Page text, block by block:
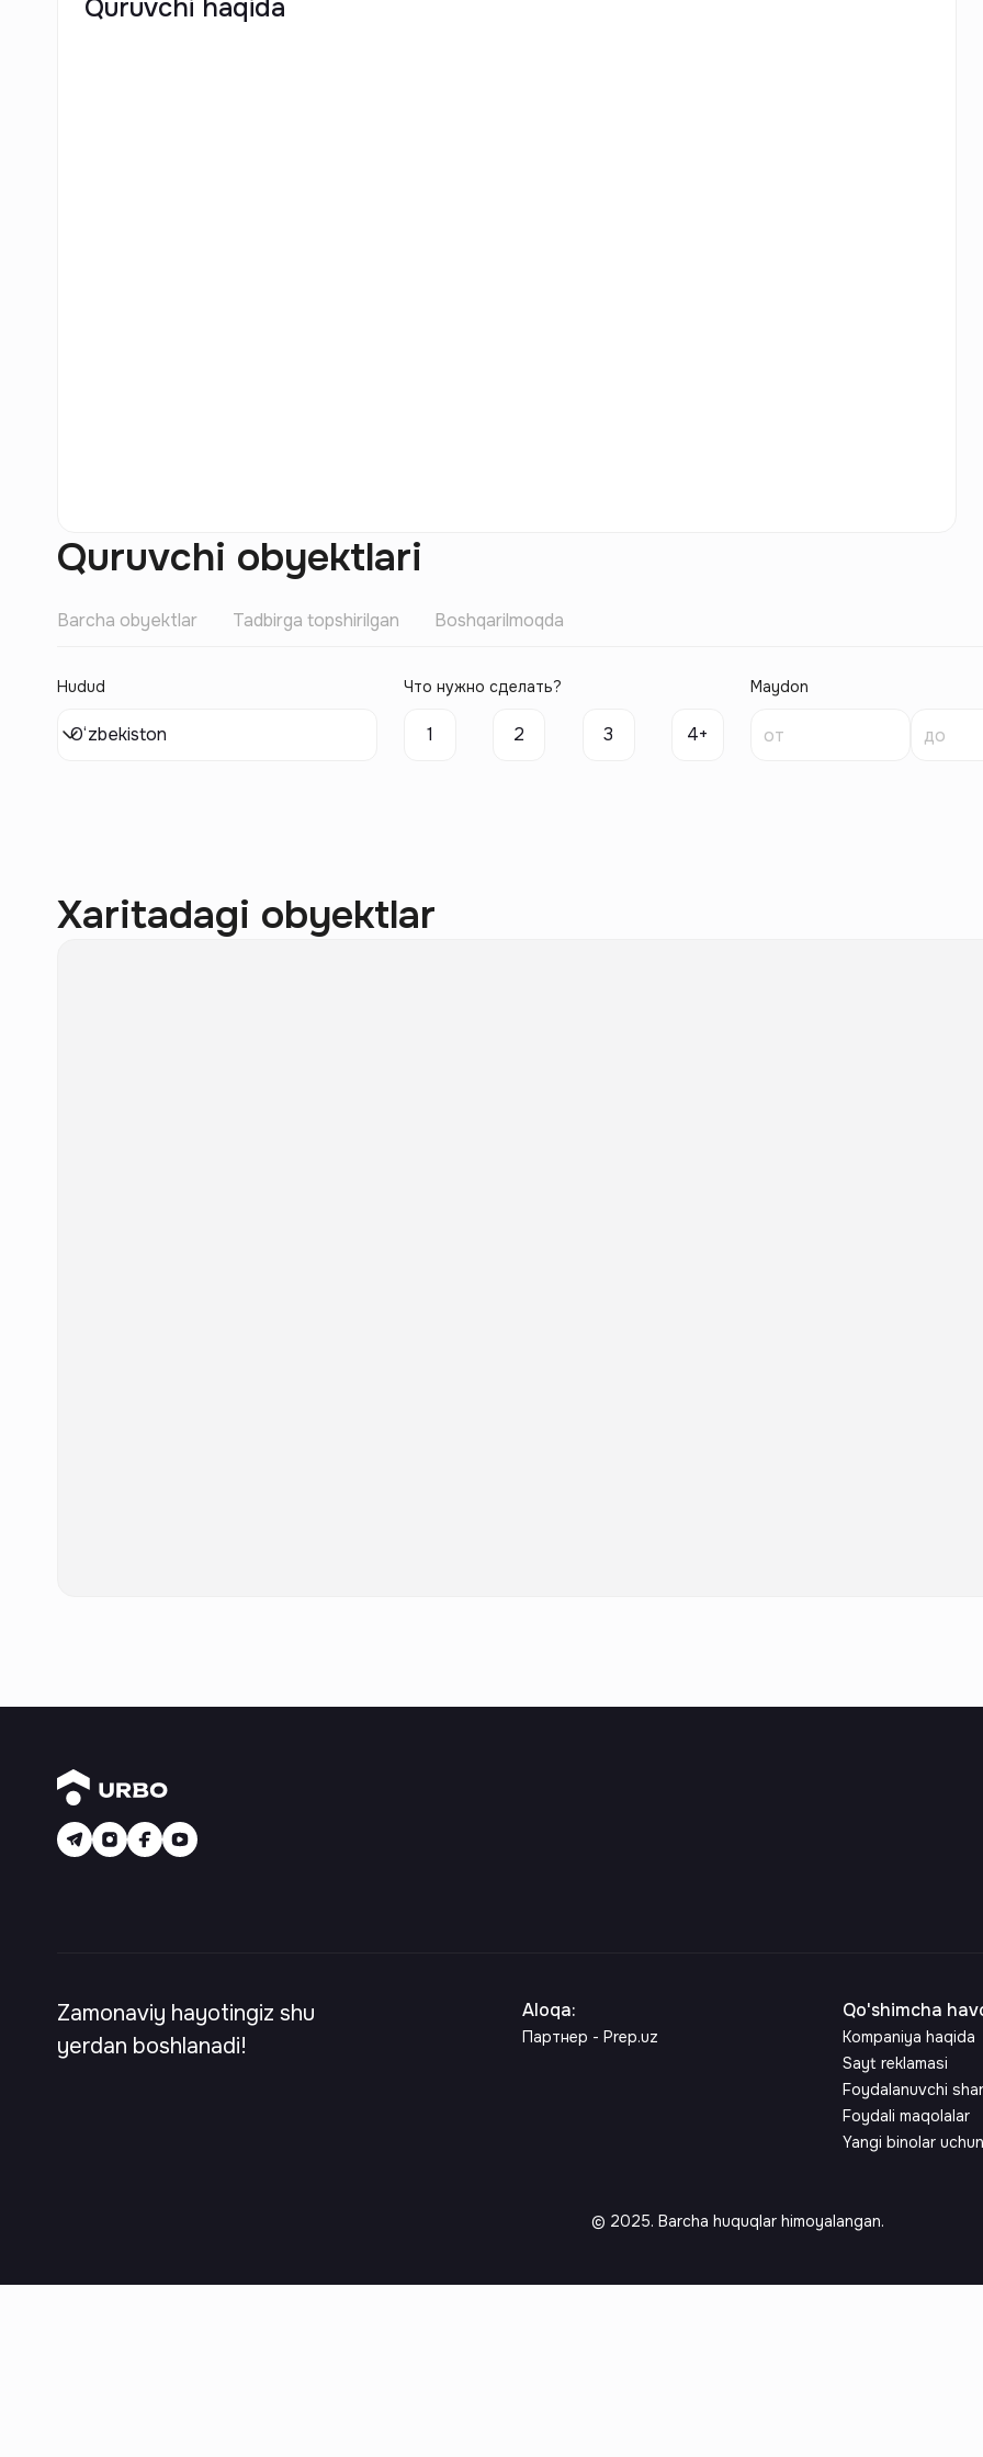
Quruvchi haqida
Quruvchi obyektlari
Barcha obyektlar Tadbirga topshirilgan Boshqarilmoqda
Hudud
O‘zbekiston
Что нужно сделать?
1 2 3 4+
Maydon
Xaritadagi obyektlar
Zamonaviy hayotingiz shu
yerdan boshlanadi!
Aloqa:
Партнер - Prep.uz
Qo'shimcha
Kompaniya haqida
Sayt reklamasi
Foydalanuvchi
Foydali maqolalar
Yangi binolar
© 2025. Barcha huquqlar himoyalangan.